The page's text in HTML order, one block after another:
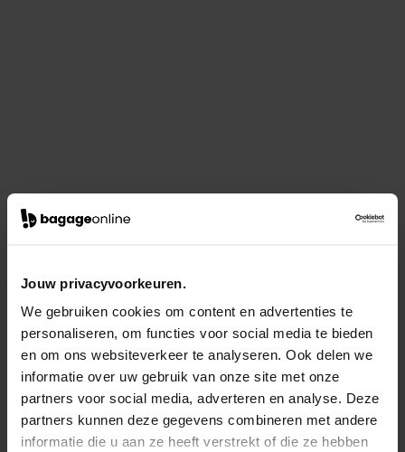
Jouw privacyvoorkeuren.
We gebruiken cookies om content en advertenties te
personaliseren, om functies voor social media te bieden
en om ons websiteverkeer te analyseren. Ook delen we
informatie over uw gebruik van onze site met onze
partners voor social media, adverteren en analyse. Deze
partners kunnen deze gegevens combineren met andere
informatie die u aan ze heeft verstrekt of die ze hebben